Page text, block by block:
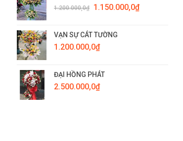
1.200.000,0₫
Giá
1.200.000,0₫.
1.150.000,0₫Giá
VẠN SỰ CÁT TƯỜNG
1.200.000,0₫
ĐẠI HỒNG PHÁT
2.500.000,0₫